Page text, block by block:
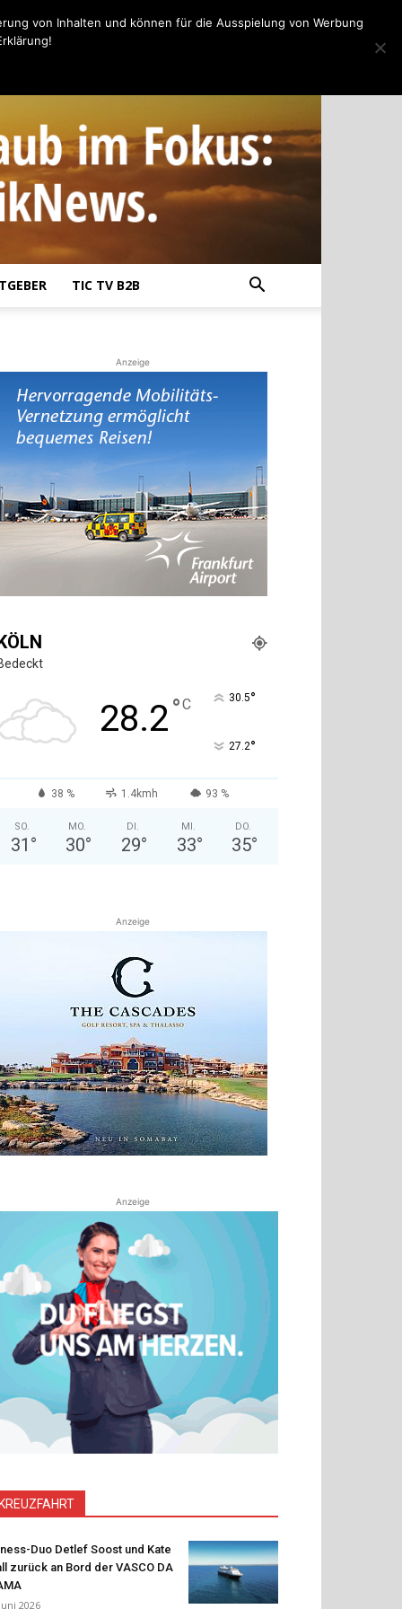
TIC TV B2B
Anzeige
28.2°C 30.5°
27.2°
38 % 1.4kmh 93 %
SO.
31 °
MO.
30°
DI.
29°
MI.
33°
DO.
35°
Anzeige
Anzeige
KREUZFAHRT
Duo Detlef Soost und Kate
zurück an Bord der VASCO DA
2026
von Inhalten und können für die Ausspielung von Werbung